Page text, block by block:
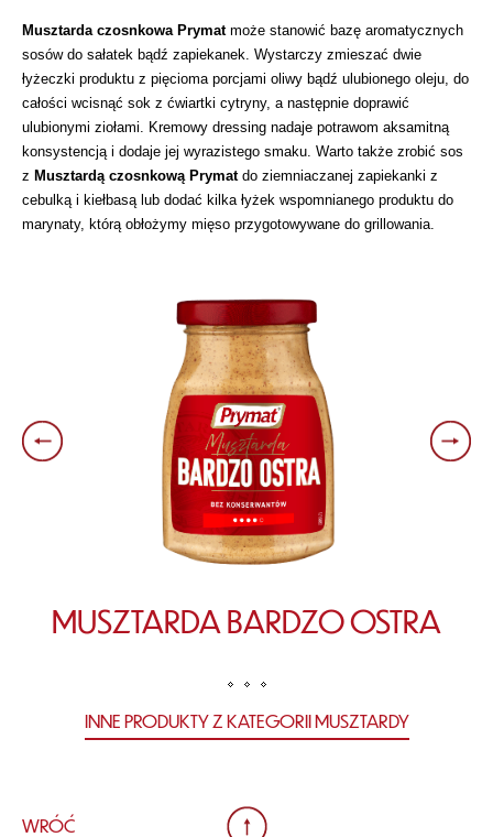
Musztarda czosnkowa Prymat może stanowić bazę aromatycznych
sosów do sałatek bądź zapiekanek. Wystarczy zmieszać dwie
łyżeczki produktu z pięcioma porcjami oliwy bądź ulubionego oleju, do
całości wcisnąć sok z ćwiartki cytryny, a następnie doprawić
ulubionymi ziołami. Kremowy dressing nadaje potrawom aksamitną
konsystencją i dodaje jej wyrazistego smaku. Warto także zrobić sos
z Musztardą czosnkową Prymat do ziemniaczanej zapiekanki z
cebulką i kiełbasą lub dodać kilka łyżek wspomnianego produktu do
marynaty, którą obłożymy mięso przygotowywane do grillowania.
MUSZTARDA BARDZO OSTRA
INNE PRODUKTY Z KATEGORII MUSZTARDY
WRÓĆ